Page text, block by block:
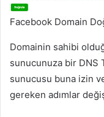
Facebook Domain
Domainin sahibi
sunucunuza bir DNS
sunucusu buna izin
gereken adımlar